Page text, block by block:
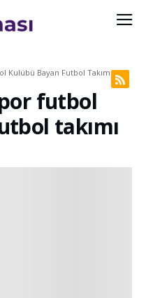
Kulübü Bayan Futbol Takımı
futbol
takımı